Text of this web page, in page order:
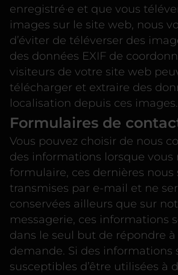
enregistré·e et que vous
images sur le site web, nous
d’éviter de téléverser des
des données EXIF de
visiteurs de votre site web
télécharger et extraire des
localisation depuis ces images.
Formulaires de
Vous pouvez choisir de nous
des informations lorsque vous
formulaire, ces dernières nous
transmises par e-mail et ne
conservées ailleurs que sur
messagerie, ces informations
dans le seul but de répondre à
demande. Si des informations
susceptibles d’être utilisées à